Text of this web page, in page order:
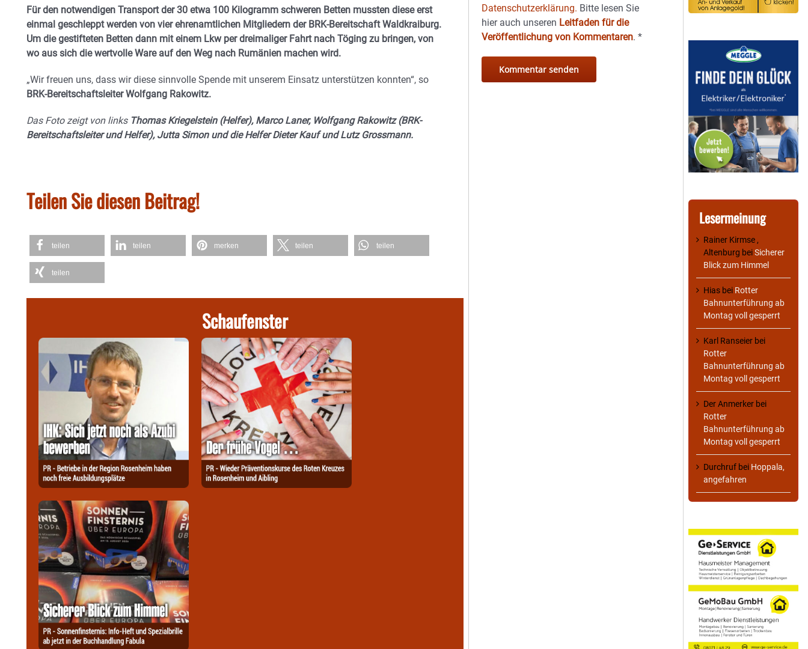
Für den notwendigen Transport der 30 etwa 100 Kilogramm schweren Betten mussten diese erst
einmal geschleppt werden von vier ehrenamtlichen Mitgliedern der BRK-Bereitschaft Waldkraiburg.
Um die gestifteten Betten dann mit einem Lkw per dreimaliger Fahrt nach Töging zu bringen, von
wo aus sich die wertvolle Ware auf den Weg nach Rumänien machen wird.
„Wir freuen uns, dass wir diese sinnvolle Spende mit unserem Einsatz unterstützen konnten“, so
BRK-Bereitschaftsleiter Wolfgang Rakowitz.
Das Foto zeigt von linksThomas Kriegelstein (Helfer), Marco Laner, Wolfgang Rakowitz (BRK-
Bereitschaftsleiter und Helfer), Jutta Simon und die Helfer Dieter Kauf und Lutz Grossmann.
Teilen Sie diesen Beitrag!
teilen teilen merken teilen teilen
teilen
Schaufenster
Datenschutzerklärung. Bitte lesen Sie
hier auch unseren Leitfaden für die
Veröffentlichung von Kommentaren.*
Lesermeinung
Rainer Kirmse ,
Altenburg beiSicherer
Blick zum Himmel
Hias bei Rotter
Bahnunterführung ab
Montag voll gesperrt
Karl Ranseier bei
Rotter
Bahnunterführung ab
Montag voll gesperrt
Der Anmerker bei
Rotter
Bahnunterführung ab
Montag voll gesperrt
Durchruf bei Hoppala,
angefahren